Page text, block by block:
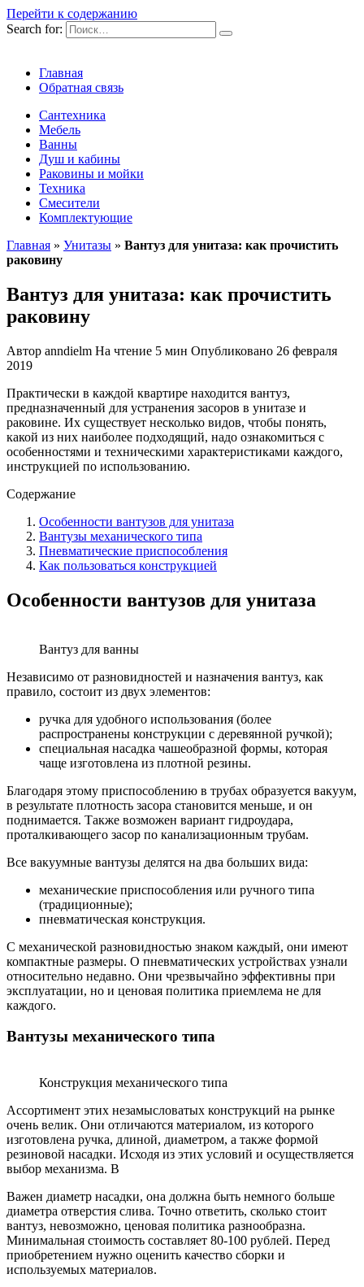
Перейти к содержанию
Search for:
Главная
Обратная связь
Сантехника
Мебель
Ванны
Душ и кабины
Раковины и мойки
Техника
Смесители
Комплектующие
Главная » Унитазы » Вантуз для унитаза: как прочистить
раковину
Вантуз для унитаза: как прочистить
раковину
Автор anndielm На чтение 5 мин Опубликовано 26 февраля
2019
Практически в каждой квартире находится вантуз,
предназначенный для устранения засоров в унитазе и
раковине. Их существует несколько видов, чтобы понять,
какой из них наиболее подходящий, надо ознакомиться с
особенностями и техническими характеристиками каждого,
инструкцией по использованию.
Содержание
Особенности вантузов для унитаза
Вантузы механического типа
Пневматические приспособления
Как пользоваться конструкцией
Особенности вантузов для унитаза
Вантуз для ванны
Независимо от разновидностей и назначения вантуз, как
правило, состоит из двух элементов:
ручка для удобного использования (более
распространены конструкции с деревянной ручкой);
специальная насадка чашеобразной формы, которая
чаще изготовлена из плотной резины.
Благодаря этому приспособлению в трубах образуется вакуум,
в результате плотность засора становится меньше, и он
поднимается. Также возможен вариант гидроудара,
проталкивающего засор по канализационным трубам.
Все вакуумные вантузы делятся на два больших вида:
механические приспособления или ручного типа
(традиционные);
пневматическая конструкция.
С механической разновидностью знаком каждый, они имеют
компактные размеры. О пневматических устройствах узнали
относительно недавно. Они чрезвычайно эффективны при
эксплуатации, но и ценовая политика приемлема не для
каждого.
Вантузы механического типа
Конструкция механического типа
Ассортимент этих незамысловатых конструкций на рынке
очень велик. Они отличаются материалом, из которого
изготовлена ручка, длиной, диаметром, а также формой
резиновой насадки. Исходя из этих условий и осуществляется
выбор механизма. В
Важен диаметр насадки, она должна быть немного больше
диаметра отверстия слива. Точно ответить, сколько стоит
вантуз, невозможно, ценовая политика разнообразна.
Минимальная стоимость составляет 80-100 рублей. Перед
приобретением нужно оценить качество сборки и
используемых материалов.